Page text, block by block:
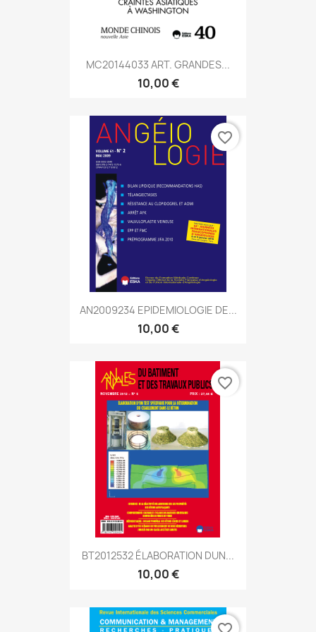
MC20144033 ART. GRANDES...
10,00 €
AN2009234 EPIDEMIOLOGIE DE...
10,00 €
favorite_border
BT2012532 ÉLABORATION DUN...
10,00 €
favorite_border